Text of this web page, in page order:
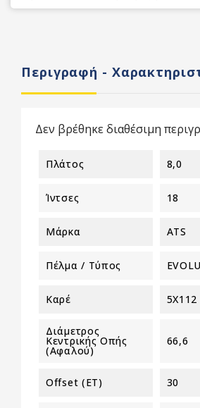
Περιγραφή -
Δεν βρέθηκε διαθέσιμη
Πλάτος 8,0
Ίντσες 18
Μάρκα ATS
Πέλμα / Τύπος
Καρέ 5X112
Διάμετρος
Κεντρικής Οπής
(αφαλού)
66,6
Offset (ET) 30